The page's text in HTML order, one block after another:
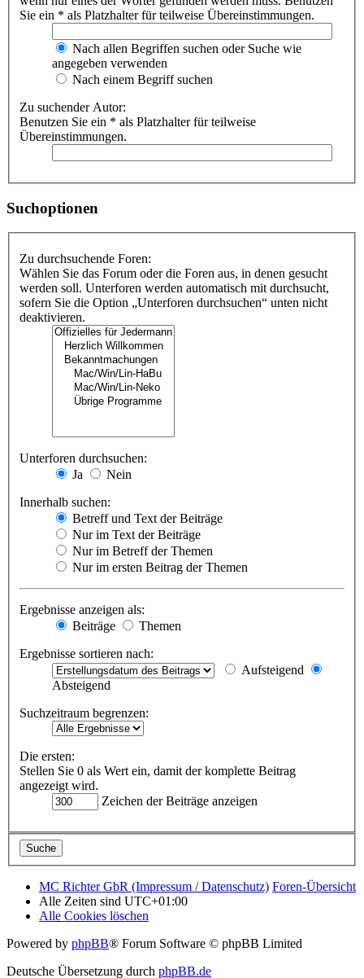
Sie ein * als Platzhalter für teilweise Übereinstimmungen.
Nach allen Begriffen suchen oder Suche wie
angegeben verwenden
Nach einem Begriff suchen
Zu suchender Autor:
Benutzen Sie ein * als Platzhalter für teilweise
Übereinstimmungen.
Suchoptionen
Zu durchsuchende Foren:
Wählen Sie das Forum oder die Foren aus, in denen gesucht
werden soll. Unterforen werden automatisch mit durchsucht,
sofern Sie die Option „Unterforen durchsuchen“ unten nicht
deaktivieren.
Unterforen durchsuchen:
Ja
Nein
Innerhalb suchen:
Betreff und Text der Beiträge
Nur im Text der Beiträge
Nur im Betreff der Themen
Nur im ersten Beitrag der Themen
Ergebnisse anzeigen als:
Beiträge
Themen
Ergebnisse sortieren nach:
Aufsteigend
Absteigend
Suchzeitraum begrenzen:
Die ersten:
Stellen Sie 0 als Wert ein, damit der komplette Beitrag
angezeigt wird.
Zeichen der Beiträge anzeigen
MC Richter GbR (Impressum / Datenschutz) Foren-Übersicht
Alle Zeiten sind UTC+01:00
Alle Cookies löschen
Powered by phpBB® Forum Software © phpBB Limited
Deutsche Übersetzung durch phpBB.de